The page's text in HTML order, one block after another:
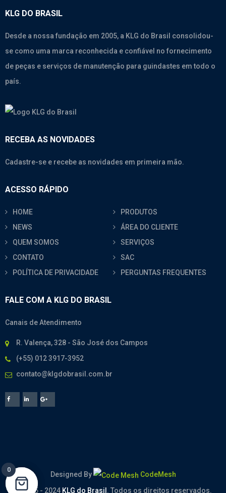
KLG DO BRASIL
Desde a nossa fundação em 2005, a KLG do Brasil consolidou-
se como uma marca reconhecida e confiável no fornecimento
de peças e serviços de manutenção para guindastes em todo o
país.
RECEBA AS NOVIDADES
Cadastre-se e recebe as novidades em primeira mão.
ACESSO RÁPIDO
HOME
PRODUTOS
NEWS
ÁREA DO CLIENTE
QUEM SOMOS
SERVIÇOS
CONTATO
SAC
POLÍTICA DE PRIVACIDADE
PERGUNTAS FREQUENTES
FALE COM A KLG DO BRASIL
Canais de Atendimento
R. Valença, 328 - São José dos Campos
(+55) 012 3917-3952
contato@klgdobrasil.com.br
Designed By
CodeMesh
© 2005 - 2024 KLG do Brasil. Todos os direitos reservados.
0
0